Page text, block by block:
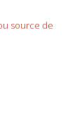
source de